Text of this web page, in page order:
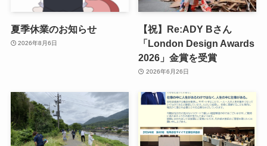
夏季休業のお知らせ
2026年8月6日
【祝】Re:ADY Bさん
「London Design Awards
2026」金賞を受賞
2026年6月26日